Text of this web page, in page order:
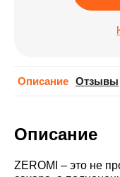
Описание Отзывы
Описание
ZEROMI – это не